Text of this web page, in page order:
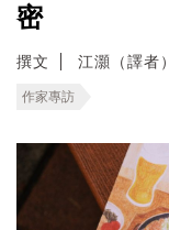
密
撰文 江灝（譯者）
作家專訪